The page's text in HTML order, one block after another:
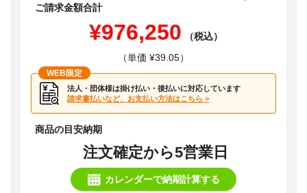
ご請求金額合計
¥976,250
（税込）
（単価 ¥39.05）
WEB限定
法人・団体様は掛け払い・後払いに対応しています
請求書払いなど、お支払い方法はこちら >
商品の目安納期
注文確定から5営業日
カレンダーで納期計算する